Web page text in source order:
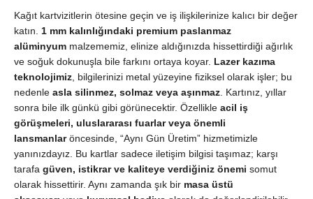
Üretim
|
VIP
&
Kurumsal
Hediye
Kağıt kartvizitlerin ötesine geçin ve iş ilişkilerinize kalıcı bir değer
katın. 1 mm kalınlığındaki premium paslanmaz
alüminyum malzememiz, elinize aldığınızda hissettirdiği ağırlık
ve soğuk dokunuşla bile farkını ortaya koyar. Lazer kazıma
teknolojimiz , bilgilerinizi metal yüzeyine fiziksel olarak işler; bu
nedenle asla silinmez, solmaz veya aşınmaz . Kartınız, yıllar
sonra bile ilk günkü gibi görünecektir. Özellikle acil iş
görüşmeleri, uluslararası fuarlar veya önemli
lansmanlaröncesinde, “Aynı Gün Üretim” hizmetimizle
yanınızdayız. Bu kartlar sadece iletişim bilgisi taşımaz; karşı
tarafa güven, istikrar ve kaliteye verdiğiniz önemi somut
olarak hissettirir. Aynı zamanda şık bir masa üstü